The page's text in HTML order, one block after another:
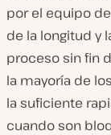
por el equipo
de la longitud y
proceso sin fin
la mayoría de
la suficiente
cuando son